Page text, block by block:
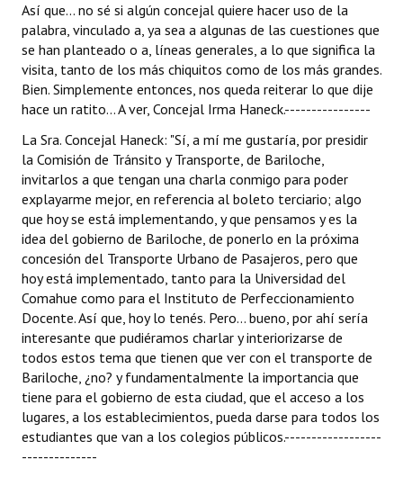
Así que... no sé si algún concejal quiere hacer uso de la
palabra, vinculado a, ya sea a algunas de las cuestiones que
se han planteado o a, líneas generales, a lo que significa la
visita, tanto de los más chiquitos como de los más grandes.
Bien. Simplemente entonces, nos queda reiterar lo que dije
hace un ratito... A ver, Concejal Irma Haneck.----------------
La Sra. Concejal Haneck: "Sí, a mí me gustaría, por presidir
la Comisión de Tránsito y Transporte, de Bariloche,
invitarlos a que tengan una charla conmigo para poder
explayarme mejor, en referencia al boleto terciario; algo
que hoy se está implementando, y que pensamos y es la
idea del gobierno de Bariloche, de ponerlo en la próxima
concesión del Transporte Urbano de Pasajeros, pero que
hoy está implementado, tanto para la Universidad del
Comahue como para el Instituto de Perfeccionamiento
Docente. Así que, hoy lo tenés. Pero... bueno, por ahí sería
interesante que pudiéramos charlar y interiorizarse de
todos estos tema que tienen que ver con el transporte de
Bariloche, ¿no? y fundamentalmente la importancia que
tiene para el gobierno de esta ciudad, que el acceso a los
lugares, a los establecimientos, pueda darse para todos los
estudiantes que van a los colegios públicos.------------------
--------------